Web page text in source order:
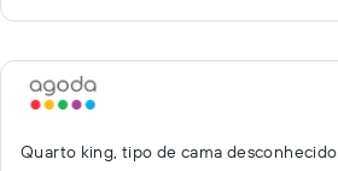
Quarto king, tipo de cama desconhecido